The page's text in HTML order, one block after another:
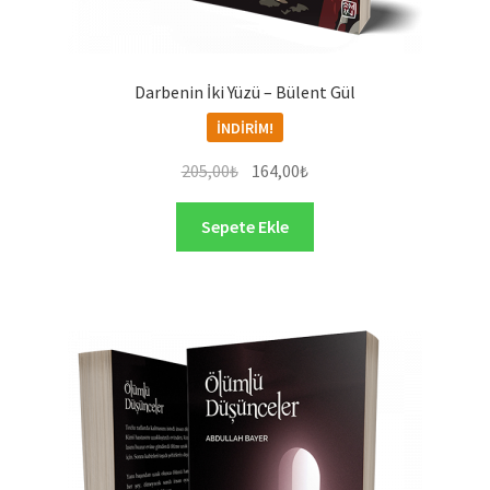
Darbenin İki Yüzü – Bülent Gül
İNDIRIM!
205,00₺ Orijinal
fiyat:
205,00₺.
164,00₺Şu
andaki
164,00₺.
Sepete Ekle